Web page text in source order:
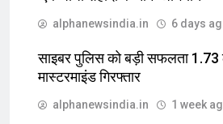
alphanewsindia.in 6 days
साइबर पुलिस को बड़ी सफलता 1.73
मास्टरमाइंड गिरफ्तार
alphanewsindia.in 1 week